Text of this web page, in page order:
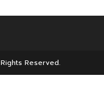
Reserved.